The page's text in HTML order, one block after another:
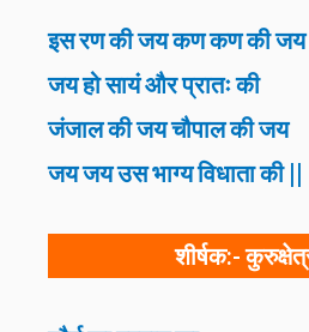
इस रण की जय कण कण की जय
जय हो सायं और प्रातः की
जंजाल की जय चौपाल की जय
जय जय उस भाग्य विधाता की ||
शीर्षक:-